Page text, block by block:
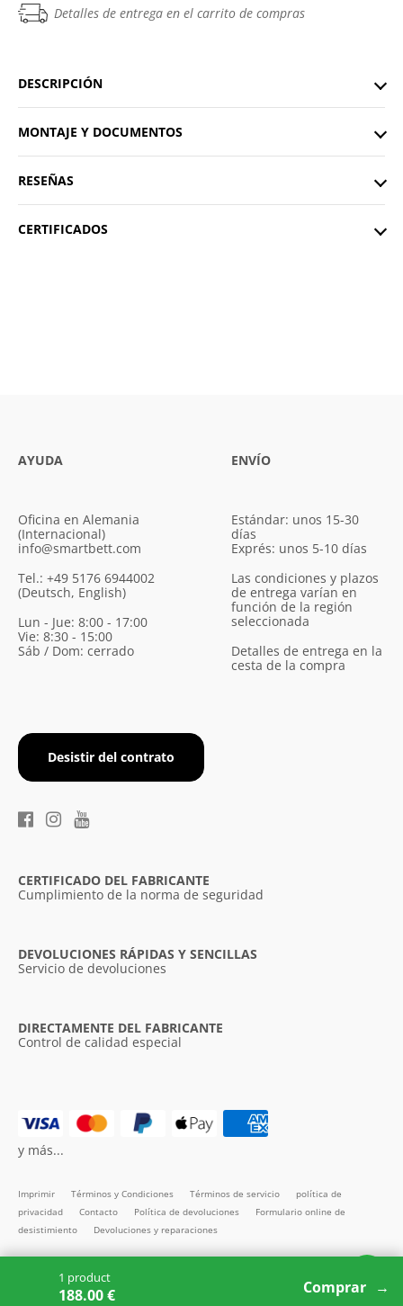
1 product
188.00 € Comprar
Detalles de entrega en el carrito de compras
DESCRIPCIÓN
MONTAJE Y DOCUMENTOS
RESEÑAS
CERTIFICADOS
AYUDA
Oficina en Alemania
(Internacional)
info@smartbett.com
Tel.: +49 5176 6944002
(Deutsch, English)
Lun - Jue: 8:00 - 17:00
Vie: 8:30 - 15:00
Sáb / Dom: cerrado
Desistir del contrato
ENVÍO
Estándar: unos 15-30
días
Exprés: unos 5-10 días
Las condiciones y plazos
de entrega varían en
función de la región
seleccionada
Detalles de entrega en la
cesta de la compra
CERTIFICADO DEL FABRICANTE
Cumplimiento de la norma de seguridad
DEVOLUCIONES RÁPIDAS Y SENCILLAS
Servicio de devoluciones
DIRECTAMENTE DEL FABRICANTE
Control de calidad especial
Imprimir Términos y Condiciones Términos de servicio
política de
privacidad
Contacto Política de devoluciones
Formulario online de
desistimiento
Devoluciones y reparaciones
Todos los precios incl. IVA
Copyright SMARTBett GmbH © 2026
y más...